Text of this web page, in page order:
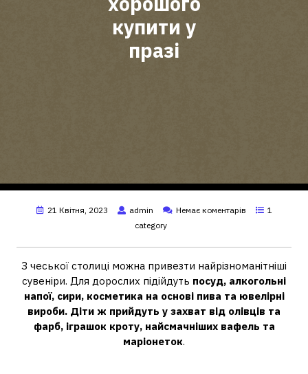
купити у
празі
21 Квітня, 2023 admin Немає коментарів
1
category
З чеської столиці можна привезти найрізноманітніші
сувеніри. Для дорослих підійдуть посуд, алкогольні
напої, сири, косметика на основі пива та ювелірні
вироби. Діти ж прийдуть у захват від олівців та
фарб, іграшок кроту, найсмачніших вафель та
маріонеток.